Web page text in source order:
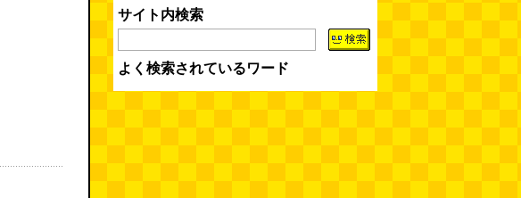
ちょこ煎がカインズPBで販売し
てました
世田谷区民会館行きのバスは1日
1本(べつやく れい) (08.04 16:00)
サイト内検索
よく検索されているワード